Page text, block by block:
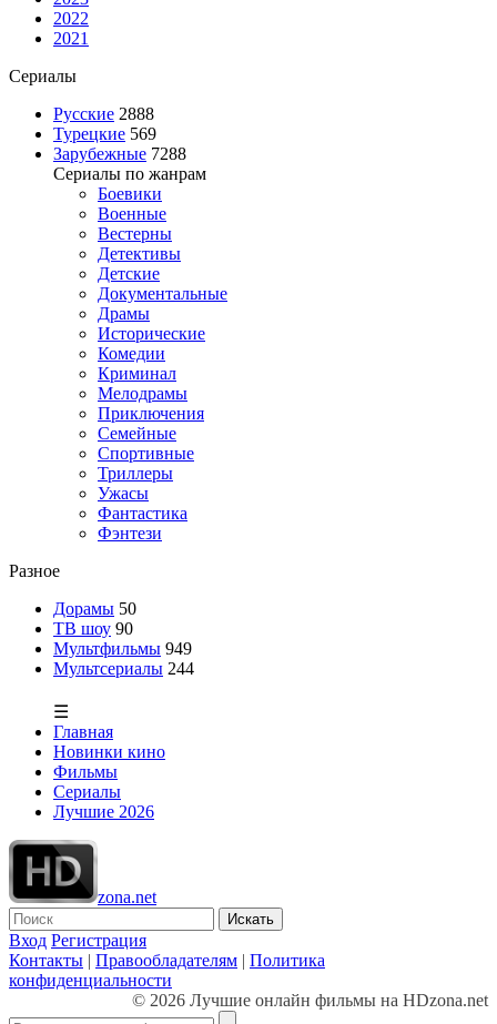
2022
2021
Сериалы
Русские 2888
Турецкие 569
Зарубежные 7288
Сериалы по жанрам
Боевики
Военные
Вестерны
Детективы
Детские
Документальные
Драмы
Исторические
Комедии
Криминал
Мелодрамы
Приключения
Семейные
Спортивные
Триллеры
Ужасы
Фантастика
Фэнтези
Разное
Дорамы 50
ТВ шоу 90
Мультфильмы 949
Мультсериалы 244
☰
Главная
Новинки кино
Фильмы
Сериалы
Лучшие 2026
zona.net
Искать
Вход Регистрация
Контакты | Правообладателям | Политика
конфиденциальности
© 2026 Лучшие онлайн фильмы на HDzona.net